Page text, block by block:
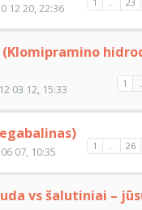
12 20, 22:36
1
03 12, 15:33
1 ... 26
07, 10:35
vs šalutiniai –